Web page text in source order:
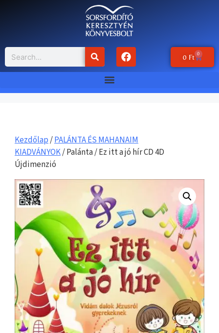
0 Ft 0
Kezdőlap/PALÁNTA ÉS MAHANAIM
KIADVÁNYOK/ Palánta / Ez itt a jó hír CD 4D
Újdimenzió